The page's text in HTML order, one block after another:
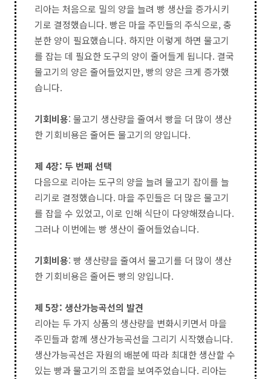
리아는 처음으로 밀의 양을 늘려 빵 생산을 증가시키
기로 결정했습니다. 빵은 마을 주민들의 주식으로, 충
분한 양이 필요했습니다. 하지만 이렇게 하면 물고기
를 잡는 데 필요한 도구의 양이 줄어들게 됩니다. 결국
물고기의 양은 줄어들었지만, 빵의 양은 크게 증가했
습니다.
기회비용: 물고기 생산량을 줄여서 빵을 더 많이 생산
한 기회비용은 줄어든 물고기의 양입니다.
제 4장: 두 번째 선택
다음으로 리아는 도구의 양을 늘려 물고기 잡이를 늘
리기로 결정했습니다. 마을 주민들은 더 많은 물고기
를 잡을 수 있었고, 이로 인해 식단이 다양해졌습니다.
그러나 이번에는 빵 생산이 줄어들었습니다.
기회비용: 빵 생산량을 줄여서 물고기를 더 많이 생산
한 기회비용은 줄어든 빵의 양입니다.
제 5장: 생산가능곡선의 발견
리아는 두 가지 상품의 생산량을 변화시키면서 마을
주민들과 함께 생산가능곡선을 그리기 시작했습니다.
생산가능곡선은 자원의 배분에 따라 최대한 생산할 수
있는 빵과 물고기의 조합을 보여주었습니다. 리아는